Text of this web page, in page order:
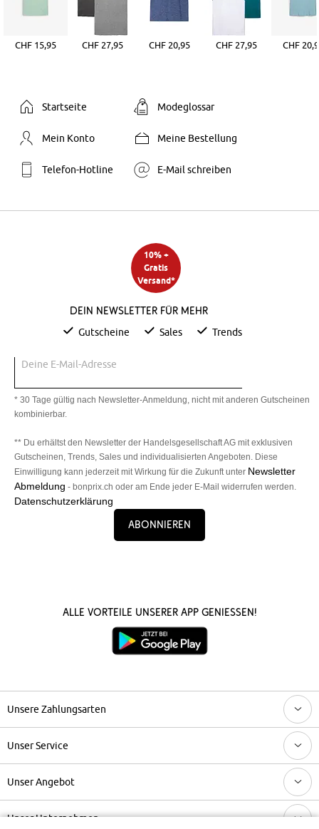
CHF 15,95 CHF 27,95 CHF 20,95 CHF 27,95 CHF
Startseite Modeglossar
Mein Konto Meine Bestellung
Telefon-Hotline E-Mail schreiben
10% +
Gratis
Versand*
Dein Newsletter für mehr
Gutscheine Sales Trends
Deine E-Mail-Adresse
* 30 Tage gültig nach Newsletter-Anmeldung, nicht mit anderen Gutscheinen
kombinierbar.
** Du erhältst den Newsletter der Handelsgesellschaft AG mit exklusiven
Gutscheinen, Trends, Sales und individualisierten Angeboten. Diese
Einwilligung kann jederzeit mit Wirkung für die Zukunft unter Newsletter
Abmeldung - bonprix.ch oder am Ende jeder E-Mail widerrufen werden.
Datenschutzerklärung
Abonnieren
Alle Vorteile unserer App genießen!
Unsere Zahlungsarten
Unser Service
Unser Angebot
Unser Unternehmen